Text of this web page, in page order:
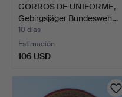
GORROS DE UNIFORME,
Gebirgsjäger Bundesweh…
10 días
Estimación
106 USD